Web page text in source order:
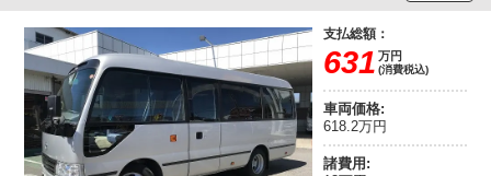
支払総額：
631 万円
(消費税込)
車両価格:
618.2万円
諸費用: